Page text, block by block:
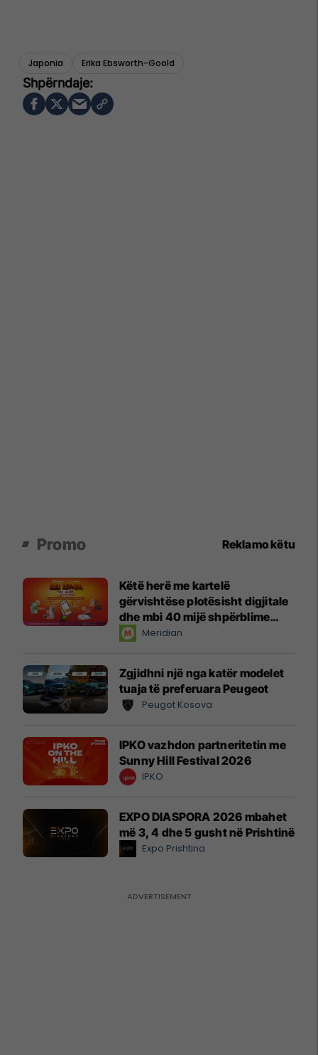
Japonia Erika Ebsworth-Goold
Promo Reklamo këtu
Këtë herë me kartelë
gërvishtëse plotësisht digjitale
dhe mbi 40 mijë shpërblime
instant!Meridian
Zgjidhni një nga katër modelet
tuaja të preferuara Peugeot
Peugot Kosova
IPKO vazhdon partneritetin me
Sunny Hill Festival 2026
IPKO
EXPO DIASPORA 2026 mbahet
më 3, 4 dhe 5 gusht në Prishtinë
Expo Prishtina